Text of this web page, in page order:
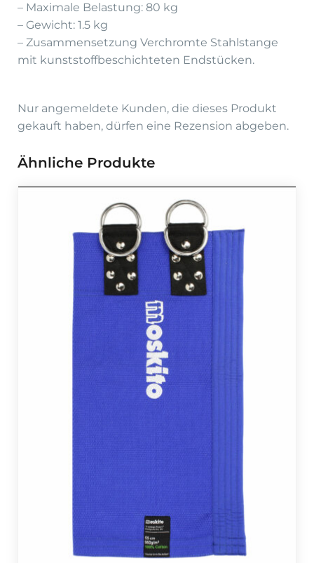
– Maximale Belastung: 80 kg
– Gewicht: 1.5 kg
– Zusammensetzung Verchromte Stahlstange
mit kunststoffbeschichteten Endstücken.
Nur angemeldete Kunden, die dieses Produkt
gekauft haben, dürfen eine Rezension abgeben.
Ähnliche Produkte